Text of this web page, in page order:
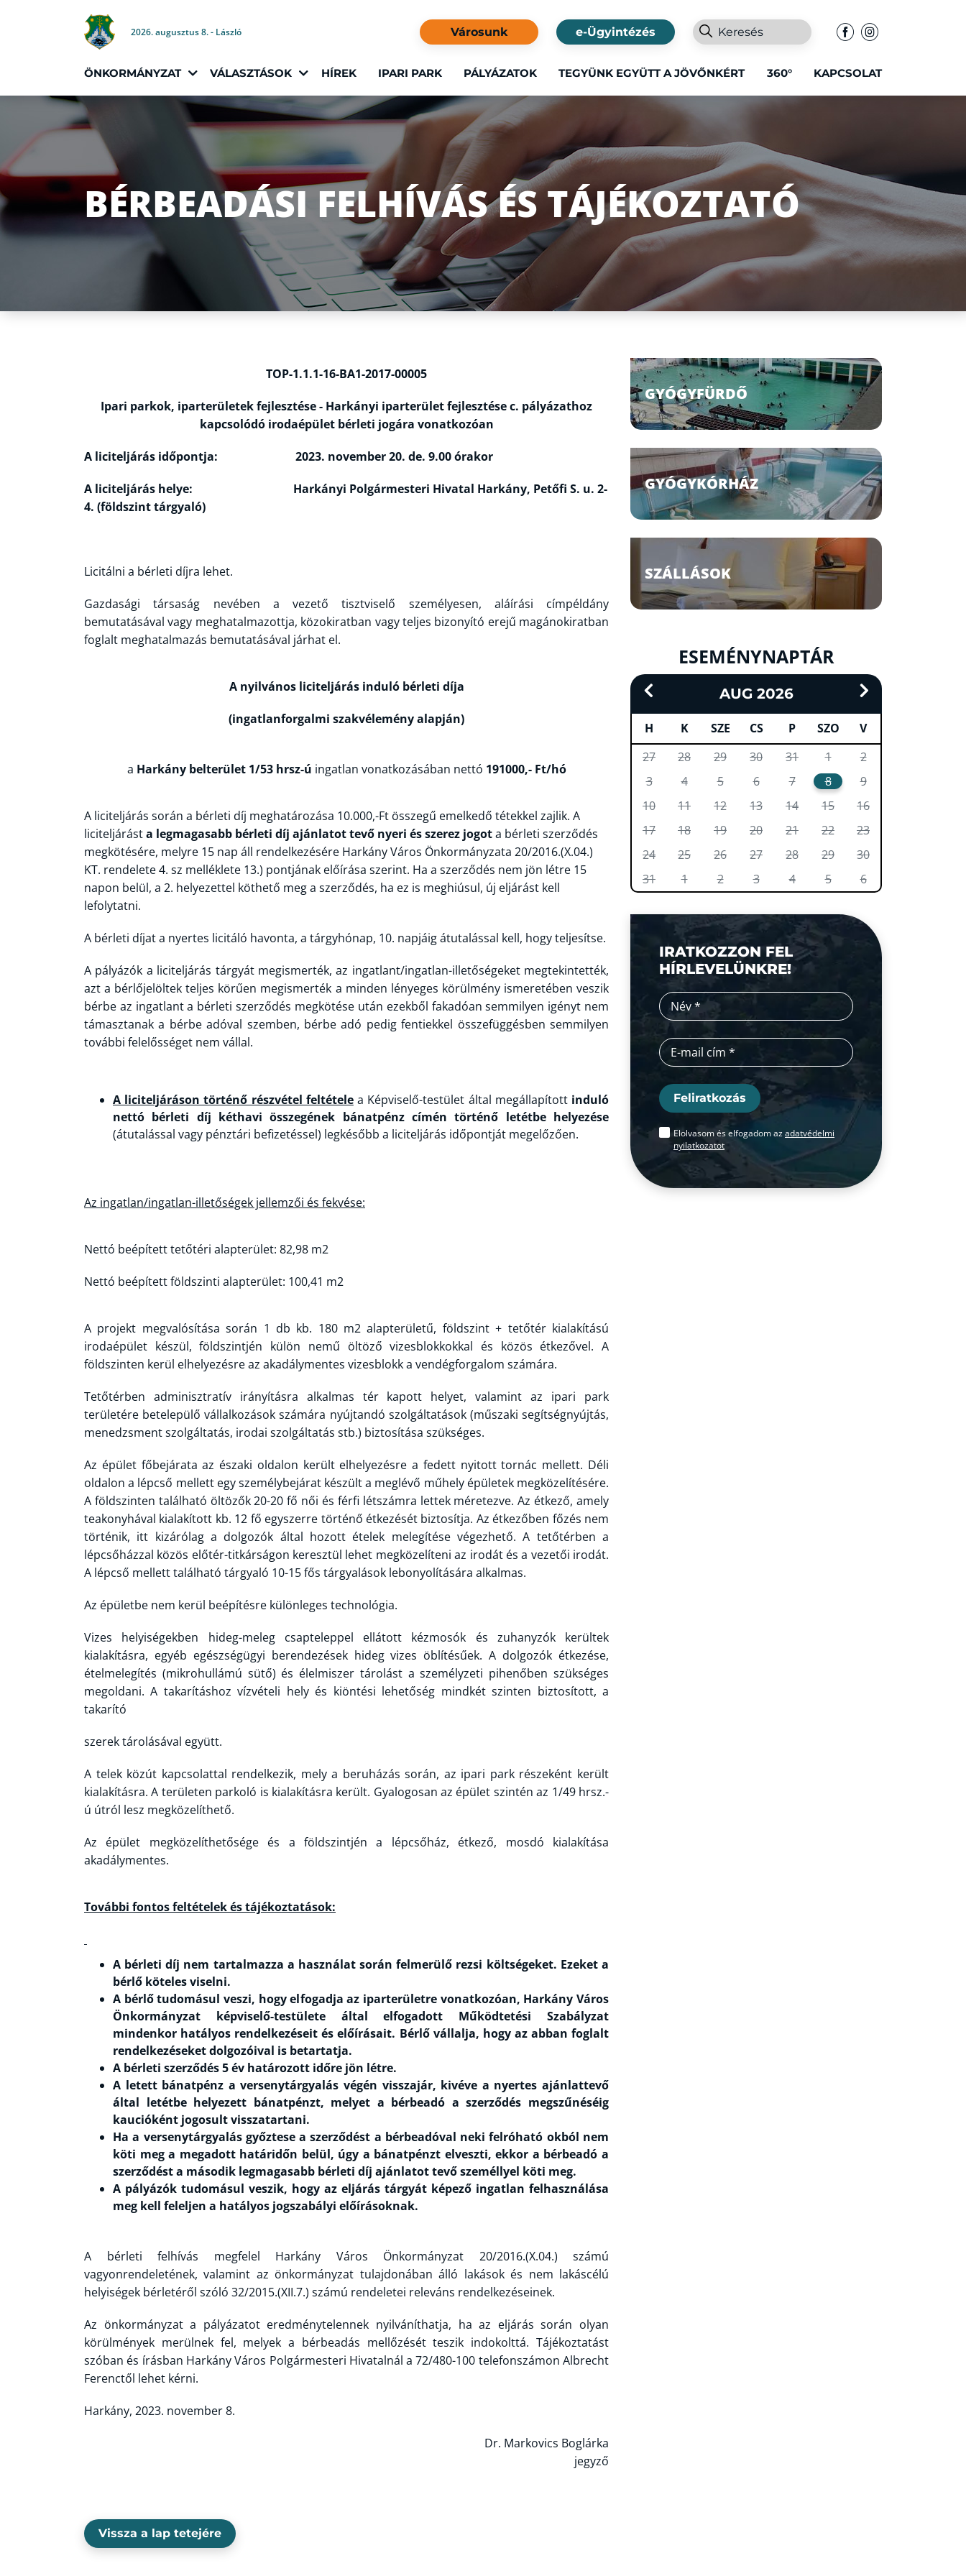
2026. augusztus 8. - László Városunk e-Ügyintézés
ÖNKORMÁNYZAT VÁLASZTÁSOK HÍREK IPARI PARK PÁLYÁZATOK TEGYÜNK EGYÜTT A JÖVŐNKÉRT 360° KAPCSOLAT
BÉRBEADÁSI FELHÍVÁS ÉS TÁJÉKOZTATÓ
TOP-1.1.1-16-BA1-2017-00005
Ipari parkok, iparterületek fejlesztése - Harkányi iparterület fejlesztése c. pályázathoz
kapcsolódó irodaépület bérleti jogára vonatkozóan
A liciteljárás időpontja: 2023. november 20. de. 9.00 órakor
A liciteljárás helye: Harkányi Polgármesteri Hivatal Harkány, Petőfi S. u. 2-
4. (földszint tárgyaló)
Licitálni a bérleti díjra lehet.
Gazdasági társaság nevében a vezető tisztviselő személyesen, aláírási címpéldány
bemutatásával vagy meghatalmazottja, közokiratban vagy teljes bizonyító erejű magánokiratban
foglalt meghatalmazás bemutatásával járhat el.
A nyilvános liciteljárás induló bérleti díja
(ingatlanforgalmi szakvélemény alapján)
a Harkány belterület 1/53 hrsz-ú ingatlan vonatkozásában nettó 191000,- Ft/hó
A liciteljárás során a bérleti díj meghatározása 10.000,-Ft összegű emelkedő tétekkel zajlik. A
liciteljárásta legmagasabb bérleti díj ajánlatot tevő nyeri és szerez jogota bérleti szerződés
megkötésére, melyre 15 nap áll rendelkezésére Harkány Város Önkormányzata 20/2016.(X.04.)
KT. rendelete 4. sz melléklete 13.) pontjának előírása szerint. Ha a szerződés nem jön létre 15
napon belül, a 2. helyezettel köthető meg a szerződés, ha ez is meghiúsul, új eljárást kell
lefolytatni.
A bérleti díjat a nyertes licitáló havonta, a tárgyhónap, 10. napjáig átutalással kell, hogy teljesítse.
A pályázók a liciteljárás tárgyát megismerték, az ingatlant/ingatlan-illetőségeket megtekintették,
azt a bérlőjelöltek teljes körűen megismerték a minden lényeges körülmény ismeretében veszik
bérbe az ingatlant a bérleti szerződés megkötése után ezekből fakadóan semmilyen igényt nem
támasztanak a bérbe adóval szemben, bérbe adó pedig fentiekkel összefüggésben semmilyen
további felelősséget nem vállal.
A liciteljáráson történő részvétel feltételea Képviselő-testület által megállapított induló
nettó bérleti díj kéthavi összegének bánatpénz címén történő letétbe helyezése
(átutalással vagy pénztári befizetéssel) legkésőbb a liciteljárás időpontját megelőzően.
Az ingatlan/ingatlan-illetőségek jellemzői és fekvése:
Nettó beépített tetőtéri alapterület: 82,98 m2
Nettó beépített földszinti alapterület: 100,41 m2
A projekt megvalósítása során 1 db kb. 180 m2 alapterületű, földszint + tetőtér kialakítású
irodaépület készül, földszintjén külön nemű öltöző vizesblokkokkal és közös étkezővel. A
földszinten kerül elhelyezésre az akadálymentes vizesblokk a vendégforgalom számára.
Tetőtérben adminisztratív irányításra alkalmas tér kapott helyet, valamint az ipari park
területére betelepülő vállalkozások számára nyújtandó szolgáltatások (műszaki segítségnyújtás,
menedzsment szolgáltatás, irodai szolgáltatás stb.) biztosítása szükséges.
Az épület főbejárata az északi oldalon került elhelyezésre a fedett nyitott tornác mellett. Déli
oldalon a lépcső mellett egy személybejárat készült a meglévő műhely épületek megközelítésére.
A földszinten található öltözők 20-20 fő női és férfi létszámra lettek méretezve. Az étkező, amely
teakonyhával kialakított kb. 12 fő egyszerre történő étkezését biztosítja. Az étkezőben főzés nem
történik, itt kizárólag a dolgozók által hozott ételek melegítése végezhető. A tetőtérben a
lépcsőházzal közös előtér-titkárságon keresztül lehet megközelíteni az irodát és a vezetői irodát.
A lépcső mellett található tárgyaló 10-15 fős tárgyalások lebonyolítására alkalmas.
Az épületbe nem kerül beépítésre különleges technológia.
Vizes helyiségekben hideg-meleg csapteleppel ellátott kézmosók és zuhanyzók kerültek
kialakításra, egyéb egészségügyi berendezések hideg vizes öblítésűek. A dolgozók étkezése,
ételmelegítés (mikrohullámú sütő) és élelmiszer tárolást a személyzeti pihenőben szükséges
megoldani. A takarításhoz vízvételi hely és kiöntési lehetőség mindkét szinten biztosított, a
takarító
szerek tárolásával együtt.
A telek közút kapcsolattal rendelkezik, mely a beruházás során, az ipari park részeként került
kialakításra. A területen parkoló is kialakításra került. Gyalogosan az épület szintén az 1/49 hrsz.-
ú útról lesz megközelíthető.
Az épület megközelíthetősége és a földszintjén a lépcsőház, étkező, mosdó kialakítása
akadálymentes.
További fontos feltételek és tájékoztatások:
A bérleti díj nem tartalmazza a használat során felmerülő rezsi költségeket. Ezeket a
bérlő köteles viselni.
A bérlő tudomásul veszi, hogy elfogadja az iparterületre vonatkozóan, Harkány Város
Önkormányzat képviselő-testülete által elfogadott Működtetési Szabályzat
mindenkor hatályos rendelkezéseit és előírásait. Bérlő vállalja, hogy az abban foglalt
rendelkezéseket dolgozóival is betartatja.
A bérleti szerződés 5 év határozott időre jön létre.
A letett bánatpénz a versenytárgyalás végén visszajár, kivéve a nyertes ajánlattevő
által letétbe helyezett bánatpénzt, melyet a bérbeadó a szerződés megszűnéséig
kaucióként jogosult visszatartani.
Ha a versenytárgyalás győztese a szerződést a bérbeadóval neki felróható okból nem
köti meg a megadott határidőn belül, úgy a bánatpénzt elveszti, ekkor a bérbeadó a
szerződést a második legmagasabb bérleti díj ajánlatot tevő személlyel köti meg.
A pályázók tudomásul veszik, hogy az eljárás tárgyát képező ingatlan felhasználása
meg kell feleljen a hatályos jogszabályi előírásoknak.
A bérleti felhívás megfelel Harkány Város Önkormányzat 20/2016.(X.04.) számú
vagyonrendeletének, valamint az önkormányzat tulajdonában álló lakások és nem lakáscélú
helyiségek bérletéről szóló 32/2015.(XII.7.) számú rendeletei releváns rendelkezéseinek.
Az önkormányzat a pályázatot eredménytelennek nyilváníthatja, ha az eljárás során olyan
körülmények merülnek fel, melyek a bérbeadás mellőzését teszik indokolttá. Tájékoztatást
szóban és írásban Harkány Város Polgármesteri Hivatalnál a 72/480-100 telefonszámon Albrecht
Ferenctől lehet kérni.
Harkány, 2023. november 8.
Dr. Markovics Boglárka
jegyző
Vissza a lap tetejére
GYÓGYFÜRDŐ
GYÓGYKÓRHÁZ
SZÁLLÁSOK
ESEMÉNYNAPTÁR
AUG 2026
H K SZE CS P SZO
V
27
28 29 30 31 1
2
3
4 5 6 7 8
9
10
11 12 13 14 15
16
17
18 19 20 21 22
23
24
25 26 27 28 29
30
31
1 2 3 4 5 6
IRATKOZZON FEL
HÍRLEVELÜNKRE!
Feliratkozás
Elolvasom és elfogadom azadatvédelmi
nyilatkozatot